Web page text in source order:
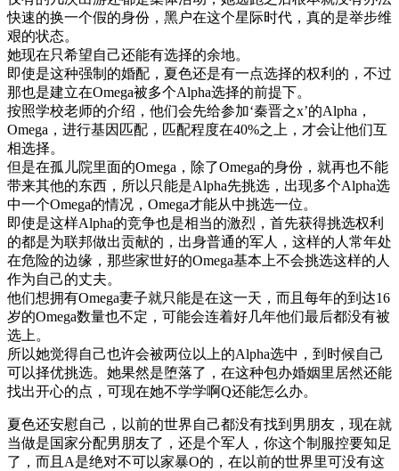
快速的换一个假的身份，黑户在这个星际时代，真的是举步维
艰的状态。
她现在只希望自己还能有选择的余地。
即使是这种强制的婚配，夏色还是有一点选择的权利的，不过
那也是建立在Omega被多个Alpha选择的前提下。
按照学校老师的介绍，他们会先给参加‘秦晋之x’的Alpha，
Omega，进行基因匹配，匹配程度在40%之上，才会让他们互
相选择。
但是在孤儿院里面的Omega，除了Omega的身份，就再也不能
带来其他的东西，所以只能是Alpha先挑选，出现多个Alpha选
中一个Omega的情况，Omega才能从中挑选一位。
即使是这样Alpha的竞争也是相当的激烈，首先获得挑选权利
的都是为联邦做出贡献的，出身普通的军人，这样的人常年处
在危险的边缘，那些家世好的Omega基本上不会挑选这样的人
作为自己的丈夫。
他们想拥有Omega妻子就只能是在这一天，而且每年的到达16
岁的Omega数量也不定，可能会连着好几年他们最后都没有被
选上。
所以她觉得自己也许会被两位以上的Alpha选中，到时候自己
可以择优挑选。她果然是堕落了，在这种包办婚姻里居然还能
找出开心的点，可现在她不学学啊Q还能怎么办。
夏色还安慰自己，以前的世界自己都没有找到男朋友，现在就
当做是国家分配男朋友了，还是个军人，你这个制服控要知足
了，而且A是绝对不可以家暴O的，在以前的世界里可没有这